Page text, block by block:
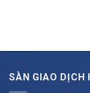
SÀN GIAO DỊCH